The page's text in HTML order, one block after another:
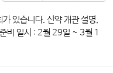
있습니다. 신약 개관 설명,
비 일시 : 2월 29일 ~ 3월 1